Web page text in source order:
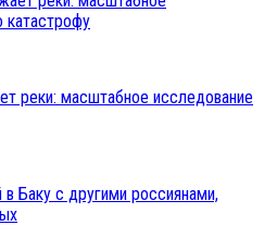
реки: масштабное исследование